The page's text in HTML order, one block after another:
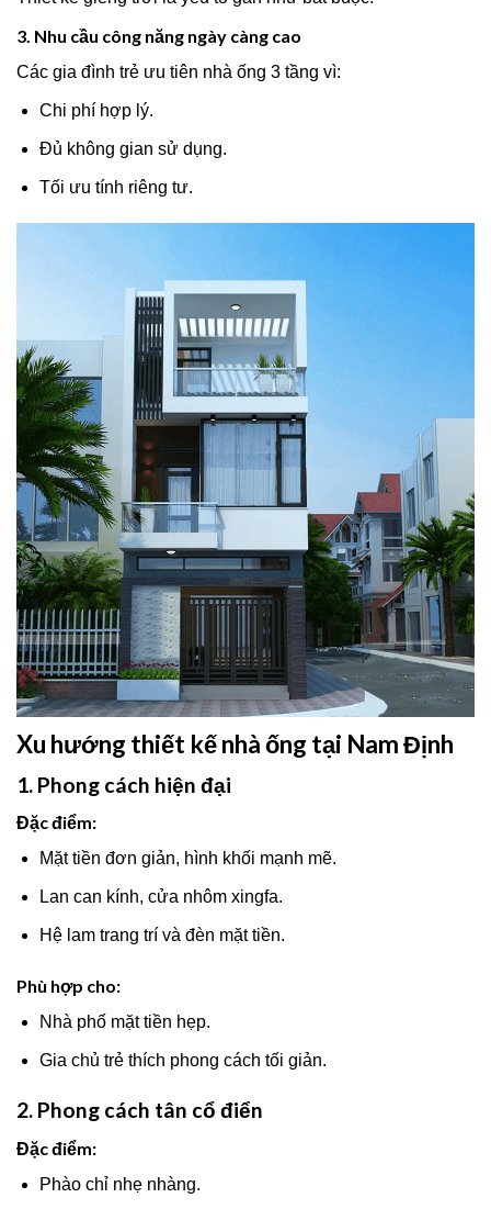
3. Nhu cầu công năng ngày càng cao
Các gia đình trẻ ưu tiên nhà ống 3 tầng vì:
Chi phí hợp lý.
Đủ không gian sử dụng.
Tối ưu tính riêng tư.
Xu hướng thiết kế nhà ống tại Nam Định
1. Phong cách hiện đại
Đặc điểm:
Mặt tiền đơn giản, hình khối mạnh mẽ.
Lan can kính, cửa nhôm xingfa.
Hệ lam trang trí và đèn mặt tiền.
Phù hợp cho:
Nhà phố mặt tiền hẹp.
Gia chủ trẻ thích phong cách tối giản.
2. Phong cách tân cổ điển
Đặc điểm:
Phào chỉ nhẹ nhàng.